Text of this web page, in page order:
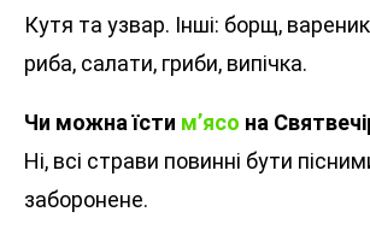
Кутя та узвар. Інші: борщ,
риба, салати, гриби, випічка.
Чи можна їсти м’ясо на
Ні, всі страви повинні бути
заборонене.